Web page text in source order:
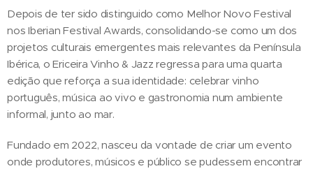
Depois de ter sido distinguido como Melhor Novo Festival
nos Iberian Festival Awards, consolidando-se como um dos
projetos culturais emergentes mais relevantes da Península
Ibérica, o Ericeira Vinho & Jazz regressa para uma quarta
edição que reforça a sua identidade: celebrar vinho
português, música ao vivo e gastronomia num ambiente
informal, junto ao mar.
Fundado em 2022, nasceu da vontade de criar um evento
onde produtores, músicos e público se pudessem encontrar